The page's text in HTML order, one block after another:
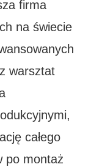
firma
na świecie
warsztat
całego
po montaż